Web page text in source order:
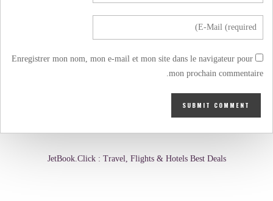
Enregistrer mon nom, mon e-mail et mon site dans le navigateur pour
mon prochain commentaire.
JetBook.Click : Travel, Flights & Hotels Best Deals